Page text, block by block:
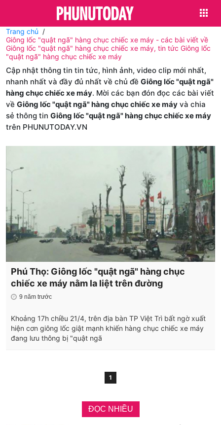
Trang chủ
Giông lốc "quật ngã" hàng chục chiếc xe máy - các bài viết về
Giông lốc "quật ngã" hàng chục chiếc xe máy, tin tức Giông lốc
"quật ngã" hàng chục chiếc xe máy
Cập nhật thông tin tin tức, hình ảnh, video clip mới nhất,
nhanh nhất và đầy đủ nhất về chủ đề Giông lốc "quật ngã"
hàng chục chiếc xe máy. Mời các bạn đón đọc các bài viết
về Giông lốc "quật ngã" hàng chục chiếc xe máy và chia
sẻ thông tin Giông lốc "quật ngã" hàng chục chiếc xe máy
trên PHUNUTODAY.VN
Phú Thọ: Giông lốc "quật ngã" hàng chục
chiếc xe máy nằm la liệt trên đường
9 năm trước
Khoảng 17h chiều 21/4, trên địa bàn TP Việt Trì bất ngờ xuất
hiện cơn giông lốc giật mạnh khiến hàng chục chiếc xe máy
đang lưu thông bị "quật ngã
1
ĐỌC NHIỀU